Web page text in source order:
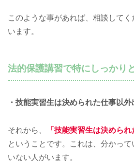
このような事があれば、相談して
います。
法的保護講習で特にしっかり
・技能実習生は決められた仕事以
それから、
「技能実習生は決めら
ということです。これは、分かっ
いない人がいます。